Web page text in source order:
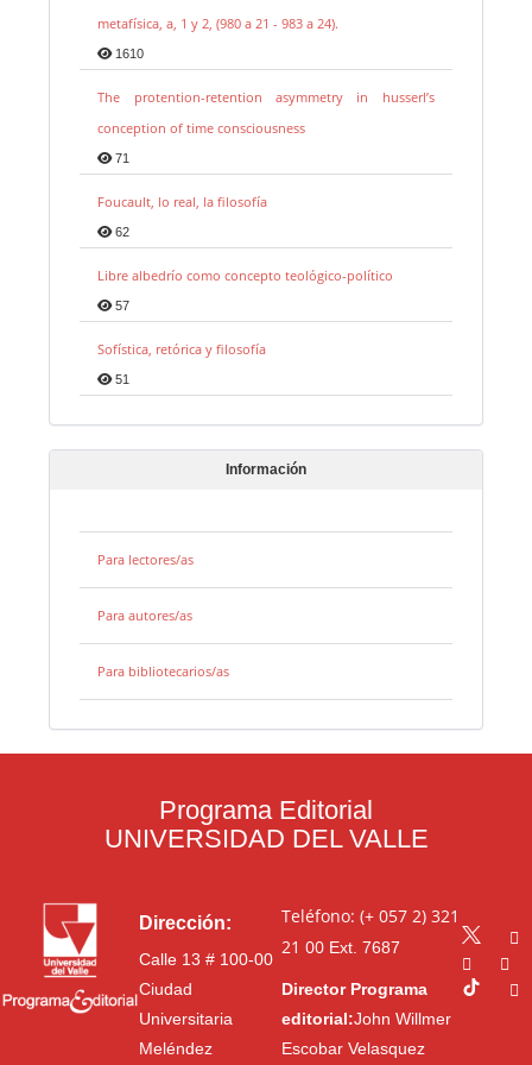
metafísica, a, 1 y 2, (980 a 21 - 983 a 24).
1610
The protention-retention asymmetry in husserl’s
conception of time consciousness
71
Foucault, lo real, la filosofía
62
Libre albedrío como concepto teológico-político
57
Sofística, retórica y filosofía
51
Información
Para lectores/as
Para autores/as
Para bibliotecarios/as
Programa Editorial
UNIVERSIDAD DEL VALLE
Dirección:
Calle 13 # 100-00
Ciudad
Universitaria
Meléndez
Teléfono: (+ 057 2) 321
21 00Ext. 7687
Director Programa
editorial:John Willmer
Escobar Velasquez